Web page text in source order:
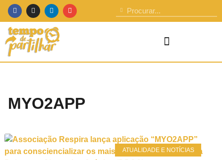
MYO2APP
ATUALIDADE E NOTÍCIAS